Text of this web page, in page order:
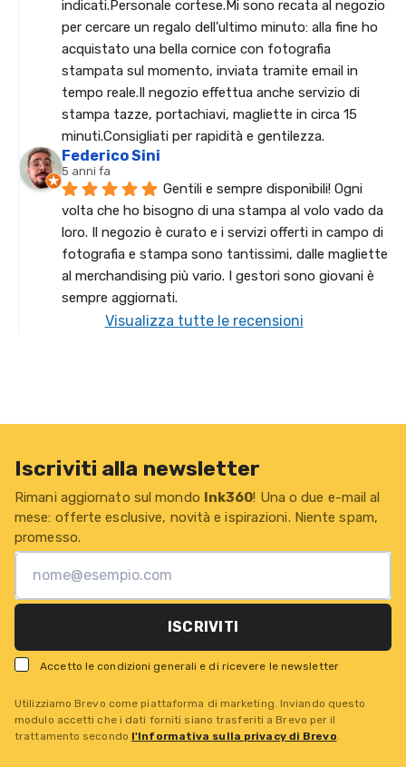
indicati.Personale cortese.Mi sono recata al negozio
per cercare un regalo dell'ultimo minuto: alla fine ho
acquistato una bella cornice con fotografia
stampata sul momento, inviata tramite email in
tempo reale.Il negozio effettua anche servizio di
stampa tazze, portachiavi, magliette in circa 15
minuti.Consigliati per rapidità e gentilezza.
Federico Sini
5 anni fa
Gentili e sempre disponibili! Ogni
volta che ho bisogno di una stampa al volo vado da
loro. Il negozio è curato e i servizi offerti in campo di
fotografia e stampa sono tantissimi, dalle magliette
al merchandising più vario. I gestori sono giovani è
sempre aggiornati.
Visualizza tutte le recensioni
Iscriviti alla newsletter
Rimani aggiornato sul mondo Ink360! Una o due e-mail al
mese: offerte esclusive, novità e ispirazioni. Niente spam,
promesso.
ISCRIVITI
Accetto le condizioni generali e di ricevere le newsletter
Utilizziamo Brevo come piattaforma di marketing. Inviando questo
modulo accetti che i dati forniti siano trasferiti a Brevo per il
trattamento secondo l'Informativa sulla privacy di Brevo